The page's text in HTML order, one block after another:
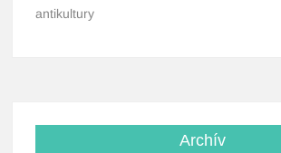
antikultury
Archív